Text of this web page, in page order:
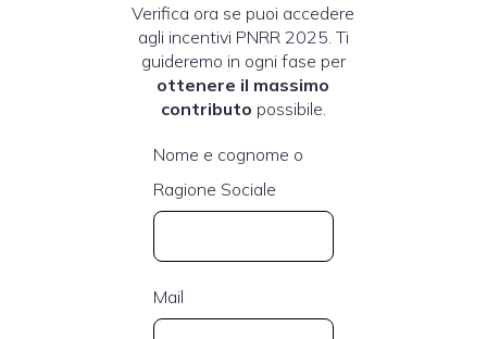
Verifica ora se puoi accedere
agli incentivi PNRR 2025. Ti
guideremo in ogni fase per
ottenere il massimo
contributo possibile.
Nome e cognome o
Ragione Sociale
Mail